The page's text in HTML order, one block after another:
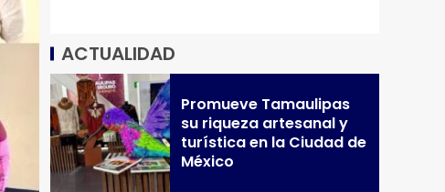
ACTUALIDAD
Promueve Tamaulipas
su riqueza artesanal y
turística en la Ciudad de
México